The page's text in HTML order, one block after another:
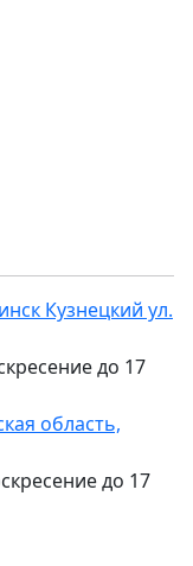
Кузнецкий ул.
до 17
область,
до 17